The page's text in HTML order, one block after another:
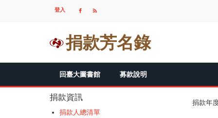
USER
登入
捐款芳名錄
MAIN
回臺大圖書館 募款說明
捐款資訊
捐款人總清單
捐款年